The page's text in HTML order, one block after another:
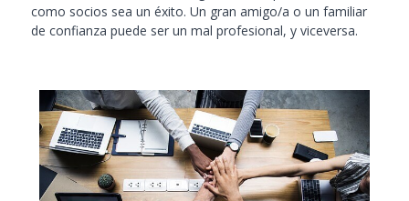
como socios sea un éxito. Un gran amigo/a o un familiar
de confianza puede ser un mal profesional, y viceversa.